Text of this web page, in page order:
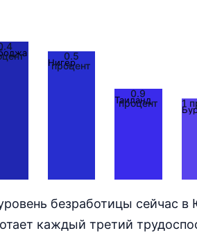
Нигер
0.5
процент
Таиланд
0.9
процент
1
безработицы сейчас
каждый третий